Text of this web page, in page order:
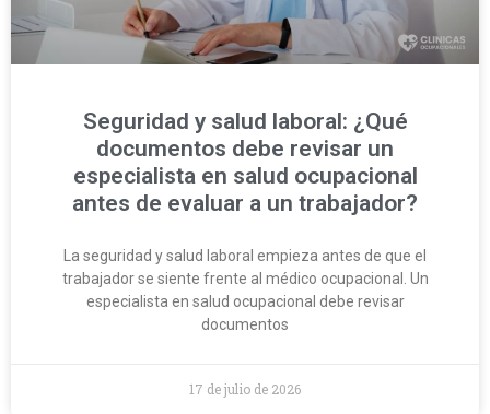
Seguridad y salud laboral: ¿Qué
documentos debe revisar un
especialista en salud ocupacional
antes de evaluar a un trabajador?
La seguridad y salud laboral empieza antes de que el
trabajador se siente frente al médico ocupacional. Un
especialista en salud ocupacional debe revisar
documentos
17 de julio de 2026